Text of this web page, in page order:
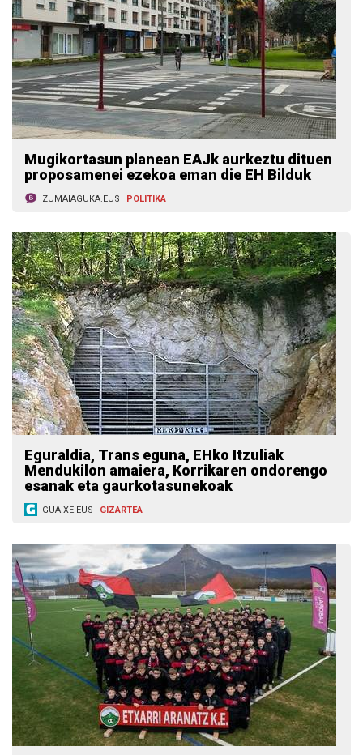
Mugikortasun planean EAJk aurkeztu dituen
proposamenei ezekoa eman die EH Bilduk
ZUMAIAGUKA.EUS POLITIKA
Eguraldia, Trans eguna, EHko Itzuliak
Mendukilon amaiera, Korrikaren ondorengo
esanak eta gaurkotasunekoak
GUAIXE.EUS GIZARTEA